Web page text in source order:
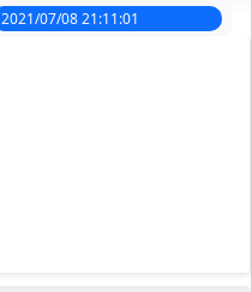
2021/07/08 21:11:01